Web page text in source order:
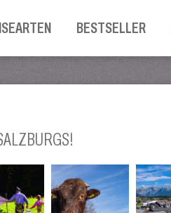
BESTSELLER